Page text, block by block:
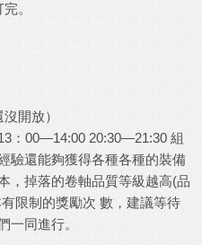
。
開放）
：00—14:00 20:30—21:30 組
驗還能夠獲得各種各種的裝備
，掉落的卷軸品質等級越高(品
限制的獎勵次 數，建議等待
一同進行。